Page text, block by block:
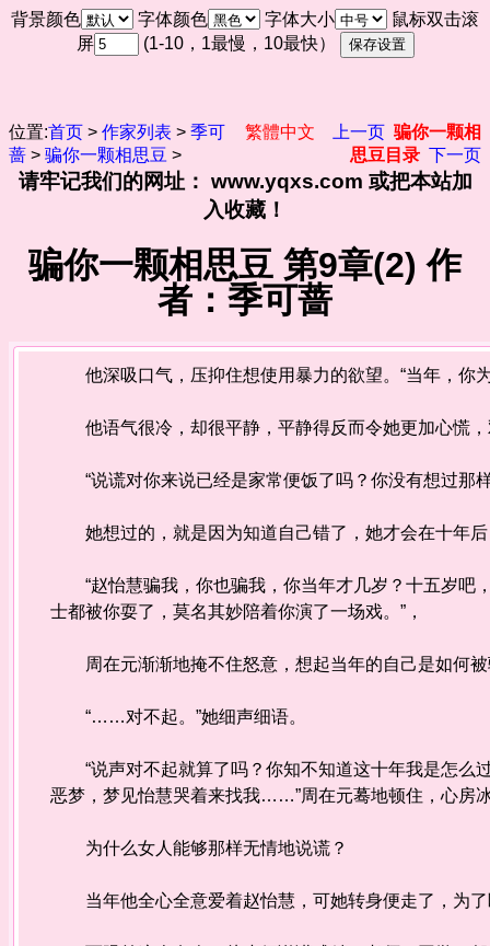
背景颜色 字体颜色 字体大小
鼠标双击滚
屏
(1-10，1最慢，10最快）
位置:首页 > 作家列表 > 季可
蔷 > 骗你一颗相思豆 >
繁體中文 上一页 骗你一颗相
思豆目录 下一页
请牢记我们的网址： www.yqxs.com 或把本站加
入收藏！
骗你一颗相思豆 第9章(2) 作
者：季可蔷
他深吸口气，压抑住想使用暴力的欲望。“当年，你
他语气很冷，却很平静，平静得反而令她更加心慌，
“说谎对你来说已经是家常便饭了吗？你没有想过那
她想过的，就是因为知道自己错了，她才会在十年
“赵怡慧骗我，你也骗我，你当年才几岁？十五岁吧
士都被你耍了，莫名其妙陪着你演了一场戏。”，
周在元渐渐地掩不住怒意，想起当年的自己是如何被
“……对不起。”她细声细语。
“说声对不起就算了吗？你知不知道这十年我是怎么
恶梦，梦见怡慧哭着来找我……”周在元蓦地顿住，心房
为什么女人能够那样无情地说谎？
当年他全心全意爱着赵怡慧，可她转身便走了，为了